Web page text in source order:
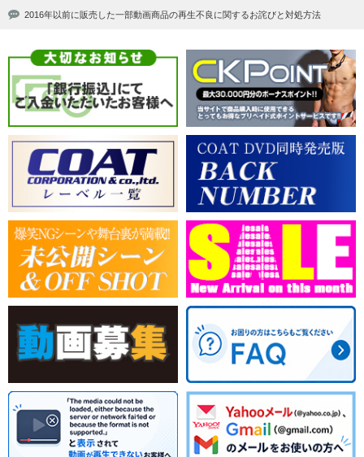
2016年以前に販売した一部動画商品の再生不良に関するお詫びと対処方法